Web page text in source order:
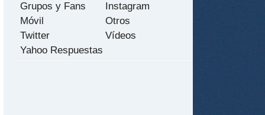
Grupos y Fans
Instagram
Móvil
Otros
Twitter
Vídeos
Yahoo Respuestas